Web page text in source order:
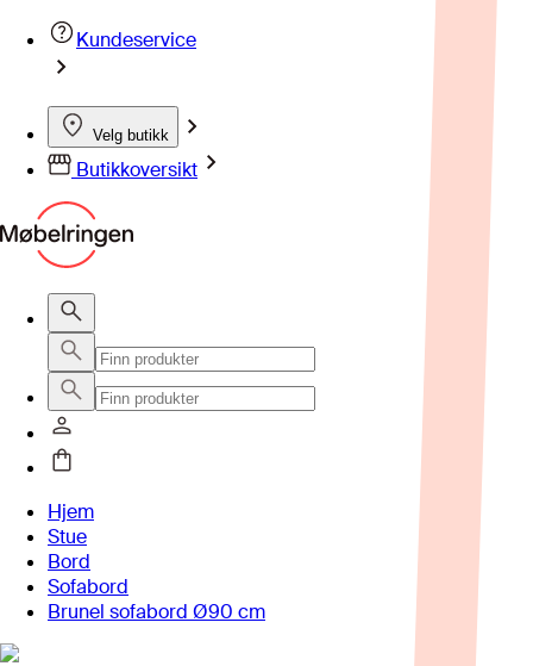
Kundeservice
Velg butikk
Butikkoversikt
Hjem
Stue
Bord
Sofabord
Brunel sofabord Ø90 cm